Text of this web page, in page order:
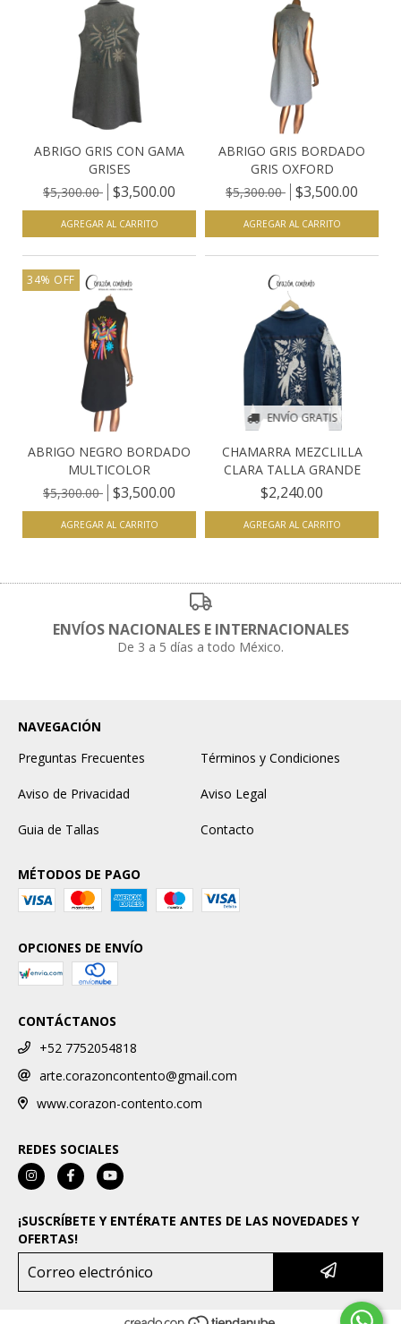
ABRIGO GRIS CON GAMA
GRISES
$5,300.00 $3,500.00
AGREGAR AL CARRITO
ABRIGO GRIS BORDADO
GRIS OXFORD
$5,300.00 $3,500.00
AGREGAR AL CARRITO
34% OFF
ABRIGO NEGRO BORDADO
MULTICOLOR
$5,300.00 $3,500.00
AGREGAR AL CARRITO
ENVÍO GRATIS
CHAMARRA MEZCLILLA
CLARA TALLA GRANDE
$2,240.00
AGREGAR AL CARRITO
ENVÍOS NACIONALES E INTERNACIONALES
De 3 a 5 días a todo México.
NAVEGACIÓN
Preguntas Frecuentes
Términos y Condiciones
Aviso de Privacidad Aviso Legal
Guia de Tallas Contacto
MÉTODOS DE PAGO
OPCIONES DE ENVÍO
CONTÁCTANOS
+52 7752054818
arte.corazoncontento@gmail.com
www.corazon-contento.com
REDES SOCIALES
¡SUSCRÍBETE Y ENTÉRATE ANTES DE LAS NOVEDADES Y
OFERTAS!